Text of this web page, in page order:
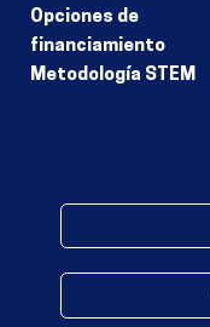
Opciones de
financiamiento
Metodología STEM